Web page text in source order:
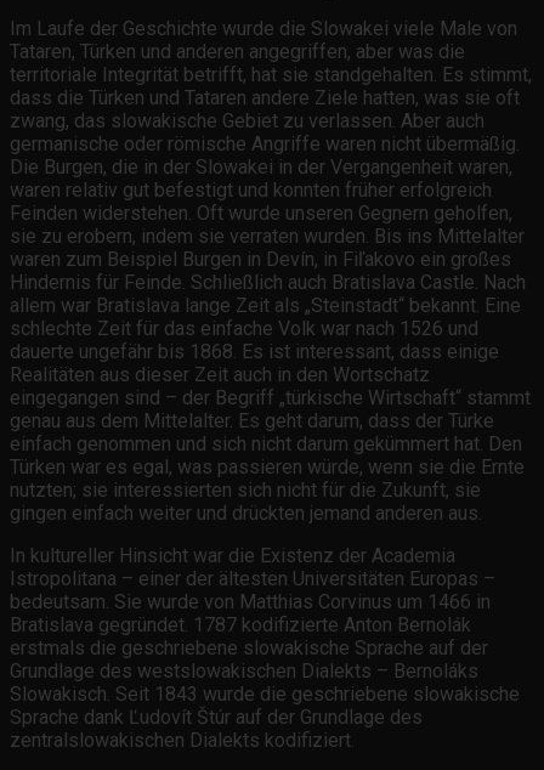
Im Laufe der Geschichte wurde die Slowakei viele Male von
Tataren, Türken und anderen angegriffen, aber was die
territoriale Integrität betrifft, hat sie standgehalten. Es stimmt,
dass die Türken und Tataren andere Ziele hatten, was sie oft
zwang, das slowakische Gebiet zu verlassen. Aber auch
germanische oder römische Angriffe waren nicht übermäßig.
Die Burgen, die in der Slowakei in der Vergangenheit waren,
waren relativ gut befestigt und konnten früher erfolgreich
Feinden widerstehen. Oft wurde unseren Gegnern geholfen,
sie zu erobern, indem sie verraten wurden. Bis ins Mittelalter
waren zum Beispiel Burgen in Devín, in Fiľakovo ein großes
Hindernis für Feinde. Schließlich auch Bratislava Castle. Nach
allem war Bratislava lange Zeit als „Steinstadt“ bekannt. Eine
schlechte Zeit für das einfache Volk war nach 1526 und
dauerte ungefähr bis 1868. Es ist interessant, dass einige
Realitäten aus dieser Zeit auch in den Wortschatz
eingegangen sind – der Begriff „türkische Wirtschaft“ stammt
genau aus dem Mittelalter. Es geht darum, dass der Türke
einfach genommen und sich nicht darum gekümmert hat. Den
Türken war es egal, was passieren würde, wenn sie die Ernte
nutzten; sie interessierten sich nicht für die Zukunft, sie
gingen einfach weiter und drückten jemand anderen aus.
In kultureller Hinsicht war die Existenz der Academia
Istropolitana – einer der ältesten Universitäten Europas –
bedeutsam. Sie wurde von Matthias Corvinus um 1466 in
Bratislava gegründet. 1787 kodifizierte Anton Bernolák
erstmals die geschriebene slowakische Sprache auf der
Grundlage des westslowakischen Dialekts – Bernoláks
Slowakisch. Seit 1843 wurde die geschriebene slowakische
Sprache dank Ľudovít Štúr auf der Grundlage des
zentralslowakischen Dialekts kodifiziert.